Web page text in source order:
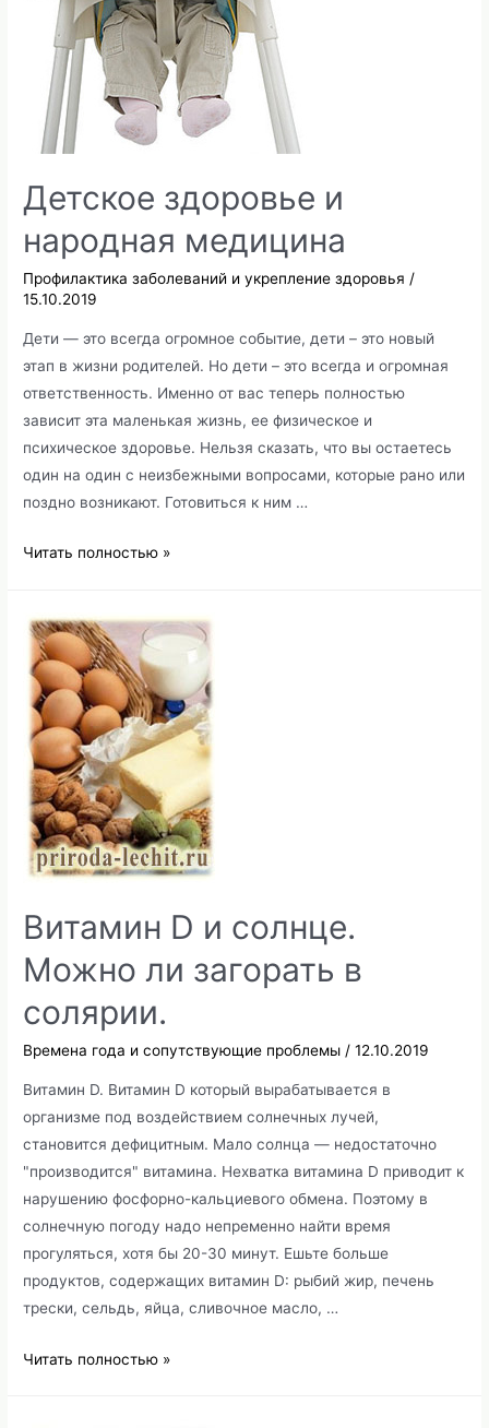
Детское здоровье и
народная медицина
Профилактика заболеваний и укрепление здоровья /
15.10.2019
Дети — это всегда огромное событие, дети – это новый
этап в жизни родителей. Но дети – это всегда и огромная
ответственность. Именно от вас теперь полностью
зависит эта маленькая жизнь, ее физическое и
психическое здоровье. Нельзя сказать, что вы остаетесь
один на один с неизбежными вопросами, которые рано или
поздно возникают. Готовиться к ним …
Детское
народная
медицина
Читать полностью »
Витамин D и солнце.
Можно ли загорать в
солярии.
Времена года и сопутствующие проблемы /12.10.2019
Витамин D. Витамин D который вырабатывается в
организме под воздействием солнечных лучей,
становится дефицитным. Мало солнца — недостаточно
"производится" витамина. Нехватка витамина D приводит к
нарушению фосфорно-кальциевого обмена. Поэтому в
солнечную погоду надо непременно найти время
прогуляться, хотя бы 20-30 минут. Ешьте больше
продуктов, содержащих витамин D: рыбий жир, печень
трески, сельдь, яйца, сливочное масло, …
Витамин
Читать полностью »